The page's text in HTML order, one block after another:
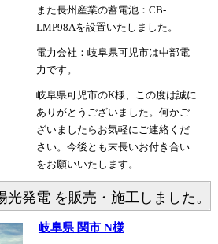
また長州産業の蓄電池：CB-
LMP98Aを設置いたしました。
電力会社：岐阜県可児市は中部電
力です。
岐阜県可児市のK様、この度は誠に
ありがとうございました。何かご
ざいましたらお気軽にご連絡くだ
さい。今後とも末長いお付き合い
をお願いいたします。
発電 を販売・施工しました。
岐阜県 関市 N様